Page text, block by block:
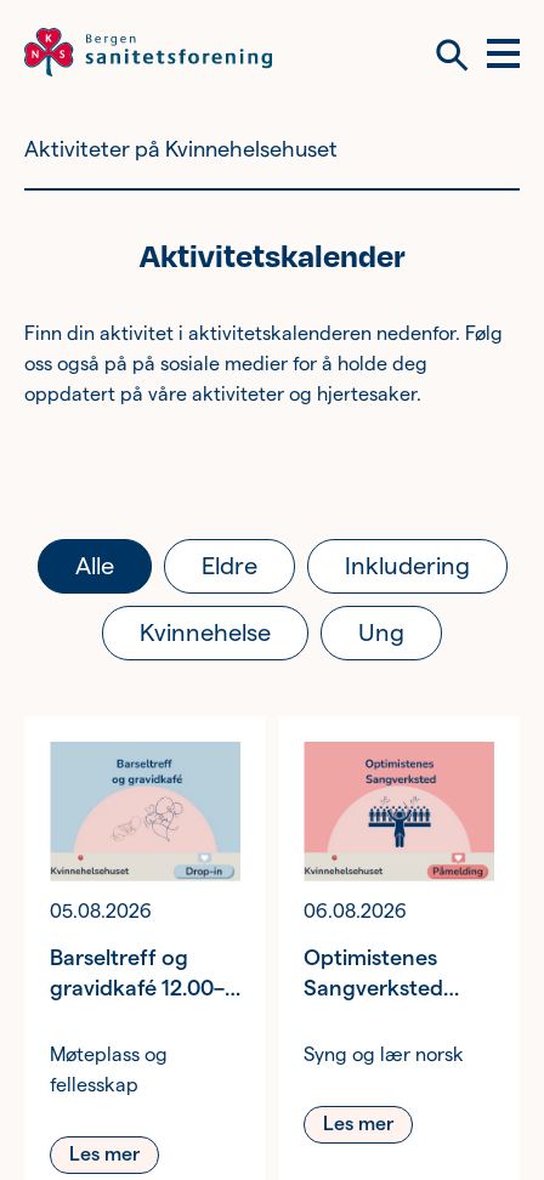
Meny
Vil du bli frivillig? Om tilbudene våre
Vil du bli frivillig?
Nyhetsbrev
Ung
Samarbeid
Våre ideelle virksomheter
Aktiviteter på Kvinnehelsehuset
Aktivitetskalender
Finn din aktivitet i aktivitetskalenderen nedenfor. Følg
oss også på på sosiale medier for å holde deg
oppdatert på våre aktiviteter og hjertesaker.
Alle Eldre Inkludering
Kvinnehelse Ung
05.08.2026
Barseltreff og
gravidkafé 12.00–
Møteplass og
fellesskap
Les mer
06.08.2026
Optimistenes
Sangverksted
Syng og lær norsk
Les mer